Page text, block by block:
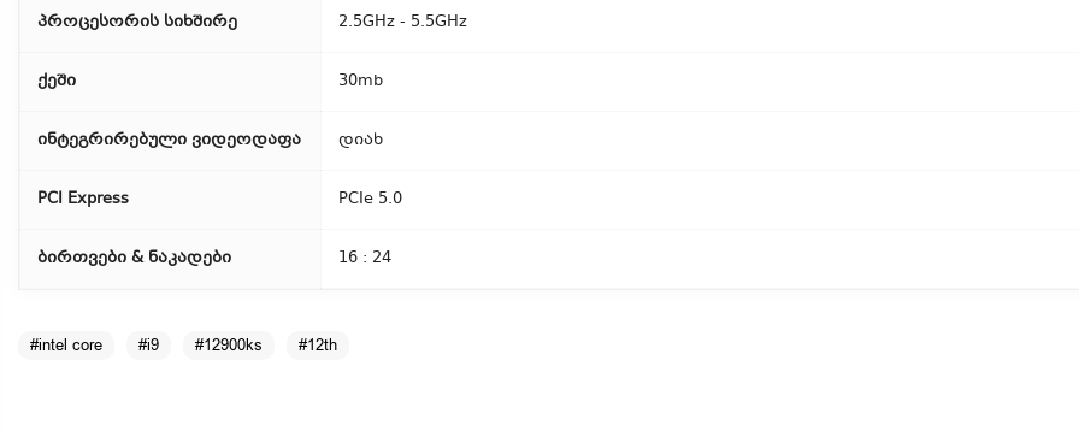
პროცესორის სიხშირე 2.5GHz - 5.5GHz
ქეში 30mb
ინტეგრირებული ვიდეოდაფა დიახ
PCI Express PCIe 5.0
ბირთვები & ნაკადები 16 : 24
#intel core #i9 #12900ks #12th